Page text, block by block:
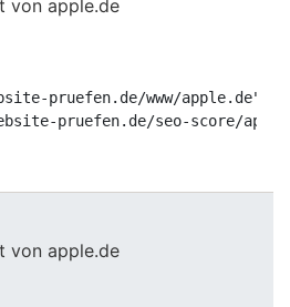
pruefen.de/www/apple.de"
pruefen.de/seo-score/